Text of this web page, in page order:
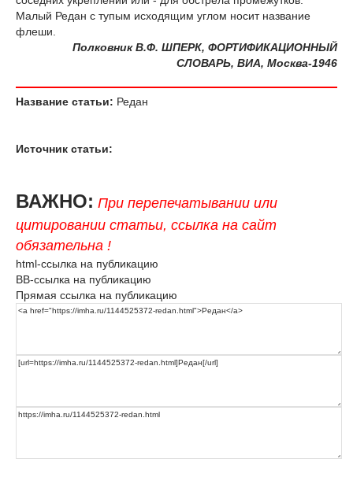
Малый Редан с тупым исходящим углом носит название
флеши.
Полковник В.Ф. ШПЕРК, ФОРТИФИКАЦИОННЫЙ
СЛОВАРЬ, ВИА, Москва-1946
Название статьи: Редан
Источник статьи:
ВАЖНО: При перепечатывании или
цитировании статьи, ссылка на сайт
обязательна !
html-ссылка на публикацию
BB-ссылка на публикацию
Прямая ссылка на публикацию